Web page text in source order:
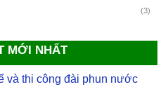
(3)
MỚI NHẤT
và thi công đài phun nước